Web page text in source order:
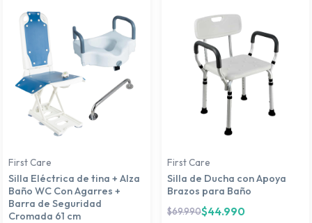
First Care
Silla Eléctrica de tina + Alza
Baño WC Con Agarres +
Barra de Seguridad
Cromada 61 cm
First Care
Silla de Ducha con Apoya
Brazos para Baño
$69.990$44.990